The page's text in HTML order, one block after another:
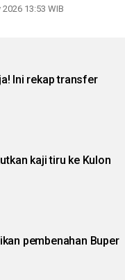
2026 13:53 WIB
Ini rekap transfer
kaji tiru ke Kulon
pembenahan Buper